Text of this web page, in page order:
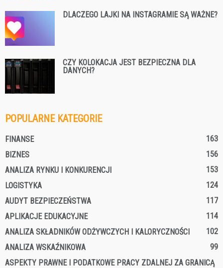
DLACZEGO LAJKI NA INSTAGRAMIE SĄ WAŻNE?
CZY KOLOKACJA JEST BEZPIECZNA DLA
DANYCH?
POPULARNE KATEGORIE
FINANSE
163
BIZNES
156
ANALIZA RYNKU I KONKURENCJI
153
LOGISTYKA
124
AUDYT BEZPIECZEŃSTWA
117
APLIKACJE EDUKACYJNE
114
ANALIZA SKŁADNIKÓW ODŻYWCZYCH I KALORYCZNOŚCI
102
ANALIZA WSKAŹNIKOWA
99
ASPEKTY PRAWNE I PODATKOWE PRACY ZDALNEJ ZA GRANICĄ